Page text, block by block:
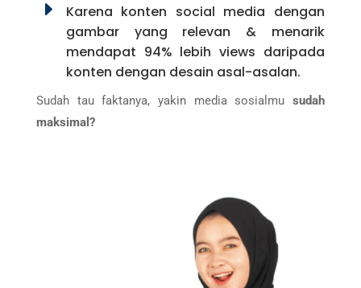
E
Karena konten social media dengan
gambar yang relevan & menarik
mendapat 94% lebih views daripada
konten dengan desain asal-asalan.
Sudah tau faktanya, yakin media sosialmusudah
maksimal?